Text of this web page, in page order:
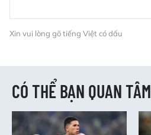
Xin vui lòng gõ tiếng Việt có dấu
CÓ THỂ BẠN QUAN TÂM